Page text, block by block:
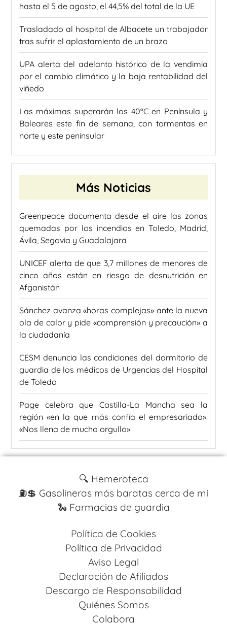
hasta el 5 de agosto, el 44,5% del total de la UE
Trasladado al hospital de Albacete un trabajador
tras sufrir el aplastamiento de un brazo
UPA alerta del adelanto histórico de la vendimia
por el cambio climático y la baja rentabilidad del
viñedo
Las máximas superarán los 40ºC en Península y
Baleares este fin de semana, con tormentas en
norte y este peninsular
Más Noticias
Greenpeace documenta desde el aire las zonas
quemadas por los incendios en Toledo, Madrid,
Ávila, Segovia y Guadalajara
UNICEF alerta de que 3,7 millones de menores de
cinco años están en riesgo de desnutrición en
Afganistán
Sánchez avanza «horas complejas» ante la nueva
ola de calor y pide «comprensión y precaución» a
la ciudadanía
CESM denuncia las condiciones del dormitorio de
guardia de los médicos de Urgencias del Hospital
de Toledo
Page celebra que Castilla-La Mancha sea la
región «en la que más confía el empresariado»:
«Nos llena de mucho orgullo»
🔍 Hemeroteca
⛽️💲 Gasolineras más baratas cerca de mí
🐍 Farmacias de guardia
Política de Cookies
Política de Privacidad
Aviso Legal
Declaración de Afiliados
Descargo de Responsabilidad
Quiénes Somos
Colabora